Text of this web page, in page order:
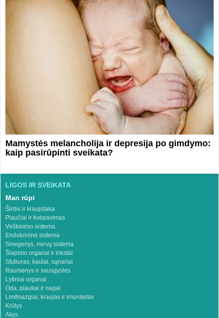
Mamystės melancholija ir depresija po gimdymo:
kaip pasirūpinti sveikata?
LIGOS IR SVEIKATA
Man rūpi
Širdis ir kraujotaka
Plaučiai ir kvėpavimas
Virškinimo sistema
Endokrininė sistema
Smegenys, nervų sistema
Šlapimo organai ir inkstai
Stuburas, kaulai, sąnariai
Raumenys ir sausgyslės
Lytiniai organai
Oda, plaukai ir nagai
Limfmazgiai, kraujas ir imunitetas
Krūtys
Akys